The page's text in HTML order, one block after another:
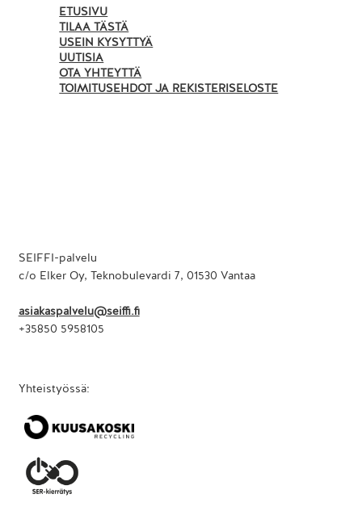
ETUSIVU
TILAA TÄSTÄ
USEIN KYSYTTYÄ
UUTISIA
OTA YHTEYTTÄ
TOIMITUSEHDOT JA REKISTERISELOSTE
SEIFFI-palvelu
c/o Elker Oy, Teknobulevardi 7, 01530 Vantaa
asiakaspalvelu@seiffi.fi
+35850 5958105
Yhteistyössä: